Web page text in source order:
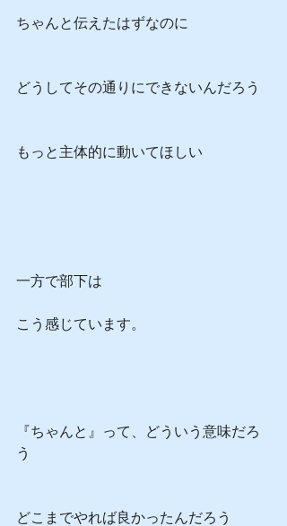
ちゃんと伝えたはずなのに
どうしてその通りにできないんだろう
もっと主体的に動いてほしい
一方で部下は
こう感じています。
『ちゃんと』って、どういう意味だろ
う
どこまでやれば良かったんだろう